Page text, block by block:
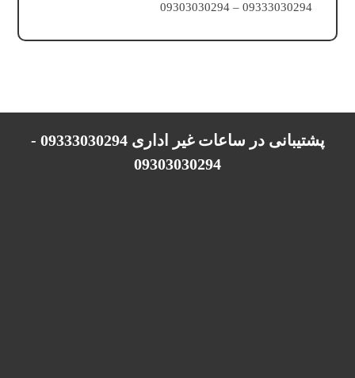
09333030294 – 09303030294
پشتیبانی در ساعات غیر اداری 09333030294 -
09303030294